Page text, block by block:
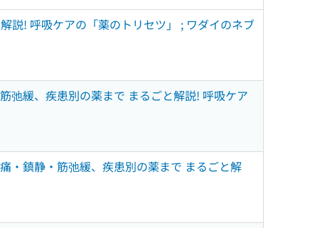
説! 呼吸ケアの「薬のトリセツ」 ; ワダイのネブ
弛緩、疾患別の薬まで まるごと解説! 呼吸ケア
・鎮静・筋弛緩、疾患別の薬まで まるごと解